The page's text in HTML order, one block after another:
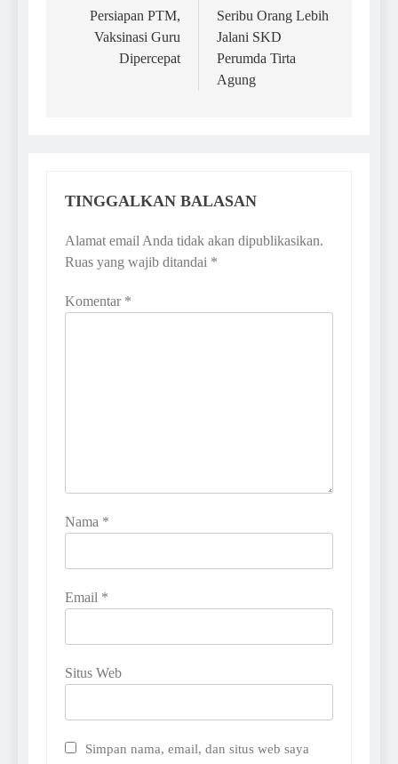
posPersiapan PTM,
Vaksinasi Guru
Dipercepat
Seribu Orang Lebih
Jalani SKD
Perumda Tirta
Agung
TINGGALKAN BALASAN
Alamat email Anda tidak akan dipublikasikan.
Ruas yang wajib ditandai *
Komentar *
Nama *
Email *
Situs Web
Simpan nama, email, dan situs web saya